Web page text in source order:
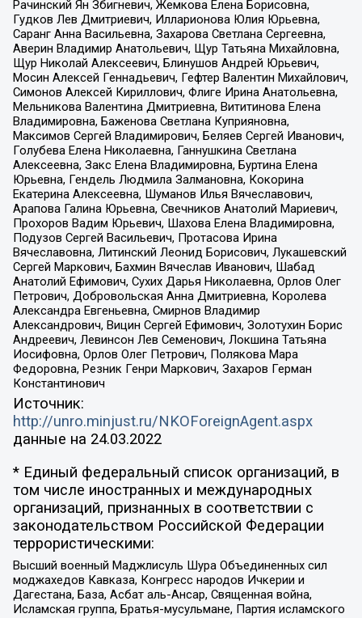
Рачинский Ян Збигневич, Жемкова Елена Борисовна,
Гудков Лев Дмитриевич, Илларионова Юлия Юрьевна,
Саранг Анна Васильевна, Захарова Светлана Сергеевна,
Аверин Владимир Анатольевич, Щур Татьяна Михайловна,
Щур Николай Алексеевич, Блинушов Андрей Юрьевич,
Мосин Алексей Геннадьевич, Гефтер Валентин Михайлович,
Симонов Алексей Кириллович, Флиге Ирина Анатольевна,
Мельникова Валентина Дмитриевна, Вититинова Елена
Владимировна, Баженова Светлана Куприяновна,
Максимов Сергей Владимирович, Беляев Сергей Иванович,
Голубева Елена Николаевна, Ганнушкина Светлана
Алексеевна, Закс Елена Владимировна, Буртина Елена
Юрьевна, Гендель Людмила Залмановна, Кокорина
Екатерина Алексеевна, Шуманов Илья Вячеславович,
Арапова Галина Юрьевна, Свечников Анатолий Мариевич,
Прохоров Вадим Юрьевич, Шахова Елена Владимировна,
Подузов Сергей Васильевич, Протасова Ирина
Вячеславовна, Литинский Леонид Борисович, Лукашевский
Сергей Маркович, Бахмин Вячеслав Иванович, Шабад
Анатолий Ефимович, Сухих Дарья Николаевна, Орлов Олег
Петрович, Добровольская Анна Дмитриевна, Королева
Александра Евгеньевна, Смирнов Владимир
Александрович, Вицин Сергей Ефимович, Золотухин Борис
Андреевич, Левинсон Лев Семенович, Локшина Татьяна
Иосифовна, Орлов Олег Петрович, Полякова Мара
Федоровна, Резник Генри Маркович, Захаров Герман
Константинович
Источник:
http://unro.minjust.ru/NKOForeignAgent.aspx
данные на 24.03.2022
* Единый федеральный список организаций, в
том числе иностранных и международных
организаций, признанных в соответствии с
законодательством Российской Федерации
террористическими:
Высший военный Маджлисуль Шура Объединенных сил
моджахедов Кавказа, Конгресс народов Ичкерии и
Дагестана, База, Асбат аль-Ансар, Священная война,
Исламская группа, Братья-мусульмане, Партия исламского